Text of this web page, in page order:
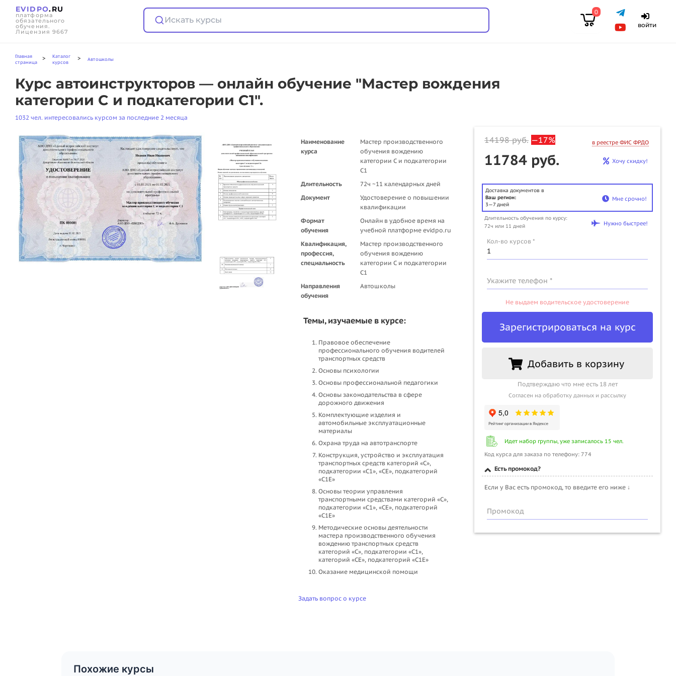
EVIDPO.RU
платформа
обязательного
обучения.
Лицензия 9667
Искать курсы
0
войти
Главная
страница
>
Каталог
курсов
> Автошколы
Курс автоинструкторов — онлайн обучение "Мастер вождения
категории C и подкатегории C1".
1032 чел. интересовались курсом за последние 2 месяца
Наименование
курса
Мастер производственного
обучения вождению
категории C и подкатегории
C1
Длительность
72ч ~11 календарных дней
Документ
Удостоверение о повышении
квалификации
Формат
обучения
Онлайн в удобное время на
учебной платформе evidpo.ru
Квалификация,
профессия,
специальность
Мастер производственного
обучения вождению
категории C и подкатегории
C1
Направления
обучения
Автошколы
Темы, изучаемые в курсе:
Правовое обеспечение
профессионального обучения водителей
транспортных средств
Основы психологии
Основы профессиональной педагогики
Основы законодательства в сфере
дорожного движения
Комплектующие изделия и
автомобильные эксплуатационные
материалы
Охрана труда на автотранспорте
Конструкция, устройство и эксплуатация
транспортных средств категорий «C»,
подкатегории «С1», «СЕ», подкатегорий
«С1Е»
Основы теории управления
транспортными средствами категорий «C»,
подкатегории «С1», «СЕ», подкатегорий
«С1Е»
Методические основы деятельности
мастера производственного обучения
вождению транспортных средств
категорий «C», подкатегории «С1»,
категорий «СЕ», подкатегорий «С1Е»
Оказание медицинской помощи
Задать вопрос о курсе
14198руб. —17% в реестре ФИС ФРДО
11784 руб. Хочу скидку!
Доставка документов в
Ваш регион:
3—7 дней
Мне срочно!
Длительность обучения по курсу:
72ч или 11 дней
Нужно быстрее!
Кол-во курсов *
Укажите телефон *
Не выдаем водительское удостоверение
Зарегистрироваться на курс
Добавить в корзину
Подтверждаю что мне есть 18 лет
Согласен на обработку данных и рассылку
Идет набор группы, уже записалось 15 чел.
Код курса для заказа по телефону: 774
Есть промокод?
Если у Вас есть промокод, то введите его ниже ↓
Промокод
Похожие курсы